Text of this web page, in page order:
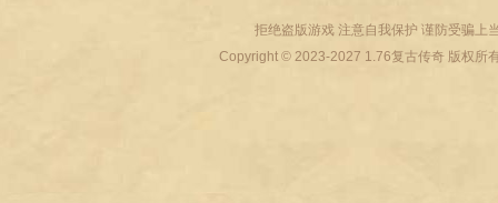
拒绝盗版游戏 注意自我保护 谨防受骗上
Copyright © 2023-2027 1.76复古传奇版权所